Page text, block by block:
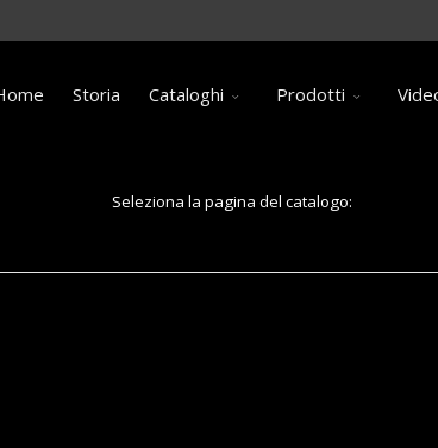
Storia Cataloghi Prodotti
Seleziona la pagina del catalogo: